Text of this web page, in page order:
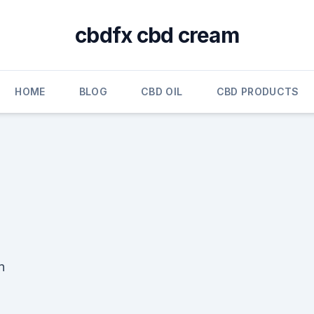
cbdfx cbd cream
HOME BLOG CBD OIL CBD PRODUCTS